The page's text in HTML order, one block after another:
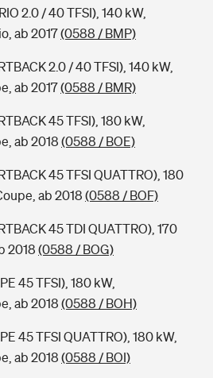
2.0 / 40 TFSI), 140 kW,
ab 2017(0588 / BMP)
2.0 / 40 TFSI), 140 kW,
ab 2017(0588 / BMR)
45 TFSI), 180 kW,
ab 2018 (0588 / BOE)
45 TFSI QUATTRO), 180
ab 2018 (0588 / BOF)
45 TDI QUATTRO), 170
2018 (0588 / BOG)
45 TFSI), 180 kW,
ab 2018 (0588 / BOH)
45 TFSI QUATTRO), 180 kW,
ab 2018 (0588 / BOI)